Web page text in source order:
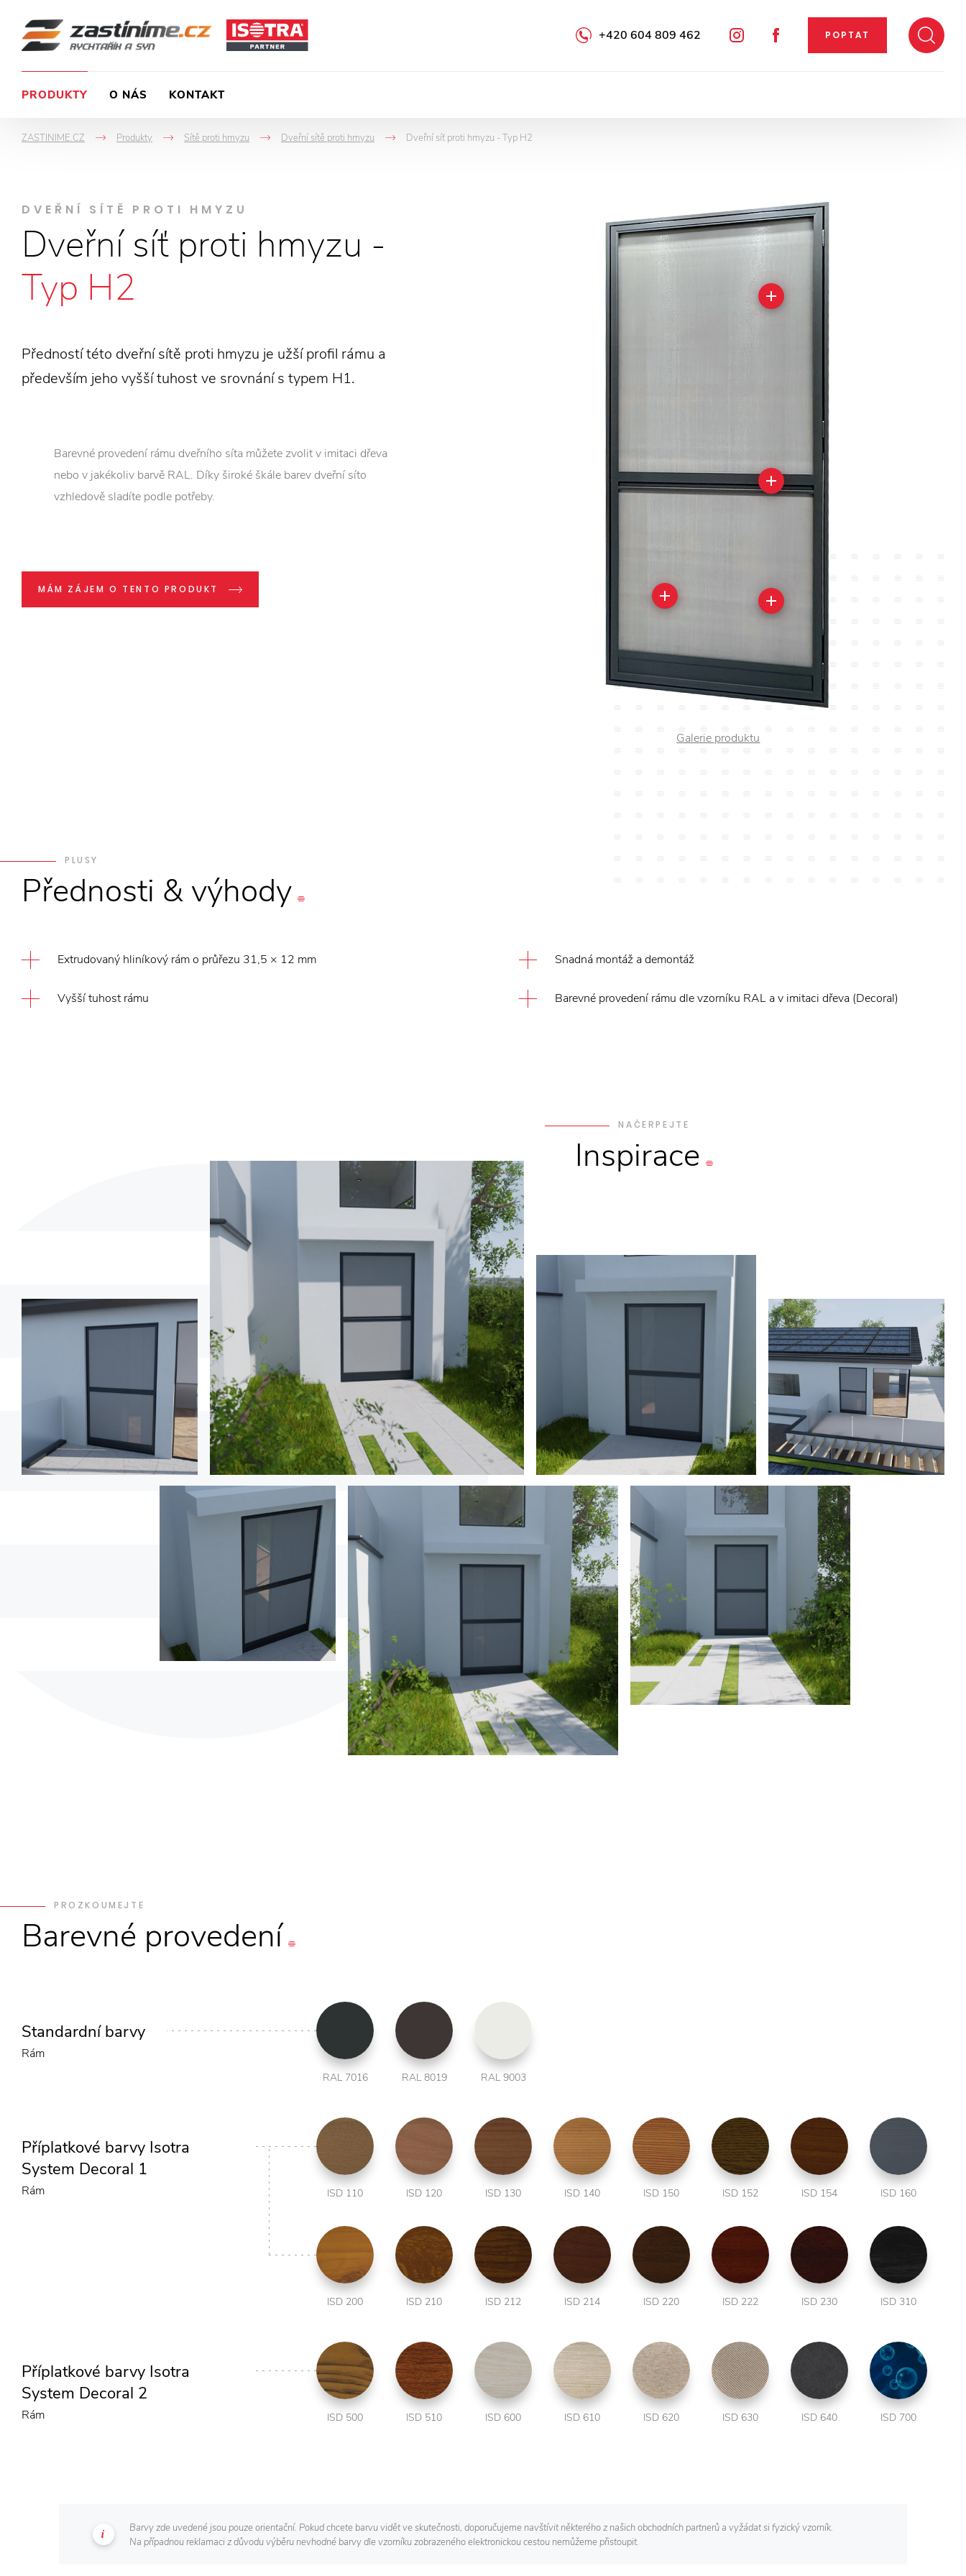
POPTAT
Facebook
Instagram
+420 604 809 462
PRODUKTY O NÁS KONTAKT
ZASTINIME.CZ
->
Produkty
->
Sítě proti hmyzu
->
Dveřní sítě proti hmyzu Dveřní síť proti hmyzu - Typ H2
DVEŘNÍ SÍTĚ PROTI HMYZU
Dveřní síť proti hmyzu -
Typ H2
Galerie produktu
Předností této dveřní sítě proti hmyzu je užší profil rámu a
především jeho vyšší tuhost ve srovnání s typem H1.
Barevné provedení rámu dveřního síta můžete zvolit v imitaci dřeva
nebo v jakékoliv barvě RAL. Díky široké škále barev dveřní síto
vzhledově sladíte podle potřeby.
MÁM ZÁJEM O TENTO PRODUKT
PLUSY
Přednosti &výhody
Extrudovaný hliníkový rám o průřezu 31,5 × 12 mm
Vyšší tuhost rámu
Snadná montáž a demontáž
Barevné provedení rámu dle vzorníku RAL a v imitaci dřeva (Decoral)
NAČERPEJTE
Inspirace
PROZKOUMEJTE
Barevné provedení
Standardní barvy
Rám
RAL 7016 RAL 8019 RAL 9003
Příplatkové barvy Isotra
System Decoral 1
Rám ISD 110 ISD 120 ISD 130 ISD 140 ISD 150 ISD 152 ISD 154 ISD 160
ISD 200 ISD 210 ISD 212 ISD 214 ISD 220 ISD 222 ISD 230 ISD 310
Příplatkové barvy Isotra
System Decoral 2
Rám ISD 500 ISD 510 ISD 600 ISD 610 ISD 620 ISD 630 ISD 640 ISD 700
Barvy zde uvedené jsou pouze orientační. Pokud chcete barvu vidět ve skutečnosti, doporučujeme navštívit některého z našich obchodních partnerů a vyžádat si fyzický vzorník.
Na případnou reklamaci z důvodu výběru nevhodné barvy dle vzorníku zobrazeného elektronickou cestou nemůžeme přistoupit.